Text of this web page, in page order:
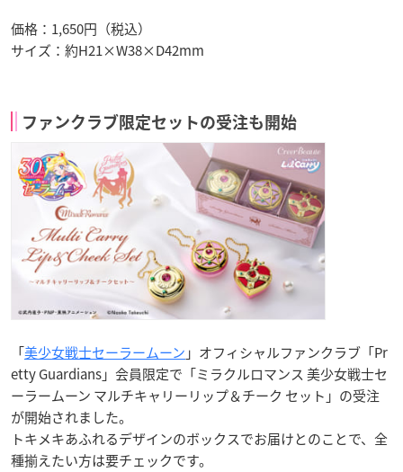
価格：1,650円（税込）
サイズ：約H21×W38×D42mm
ファンクラブ限定セットの受注も開始
「美少女戦士セーラームーン 」オフィシャルファンクラブ「Pr
etty Guardians」会員限定で「ミラクルロマンス 美少女戦士セ
ーラームーン マルチキャリーリップ＆チーク セット」の受注
が開始されました。
トキメキあふれるデザインのボックスでお届けとのことで、全
種揃えたい方は要チェックです。